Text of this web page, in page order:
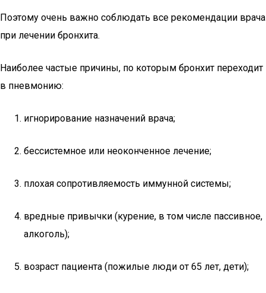
Поэтому очень важно соблюдать все рекомендации врача
при лечении бронхита.
Наиболее частые причины, по которым бронхит переходит
в пневмонию:
игнорирование назначений врача;
бессистемное или неоконченное лечение;
плохая сопротивляемость иммунной системы;
вредные привычки (курение, в том числе пассивное,
алкоголь);
возраст пациента (пожилые люди от 65 лет, дети);